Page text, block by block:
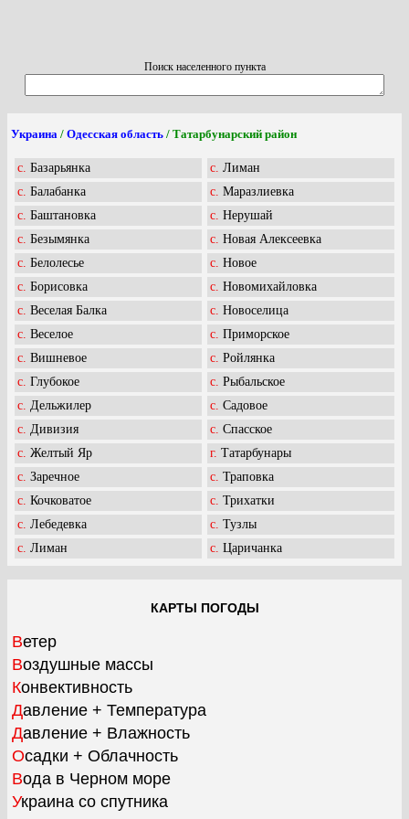
Поиск населенного пункта
Украина / Одесская область / Татарбунарский район
c. Базарьянка
c. Балабанка
c. Баштановка
c. Безымянка
c. Белолесье
c. Борисовка
c. Веселая Балка
c. Веселое
c. Вишневое
c. Глубокое
c. Дельжилер
c. Дивизия
c. Желтый Яр
c. Заречное
c. Кочковатое
c. Лебедевка
c. Лиман
c. Лиман
c. Маразлиевка
c. Нерушай
c. Новая Алексеевка
c. Новое
c. Новомихайловка
c. Новоселица
c. Приморское
c. Ройлянка
c. Рыбальское
c. Садовое
c. Спасское
г. Татарбунары
c. Траповка
c. Трихатки
c. Тузлы
c. Царичанка
КАРТЫ ПОГОДЫ
Ветер
Воздушные массы
Конвективность
Давление + Температура
Давление + Влажность
Осадки + Облачность
Вода в Черном море
Украина со спутника